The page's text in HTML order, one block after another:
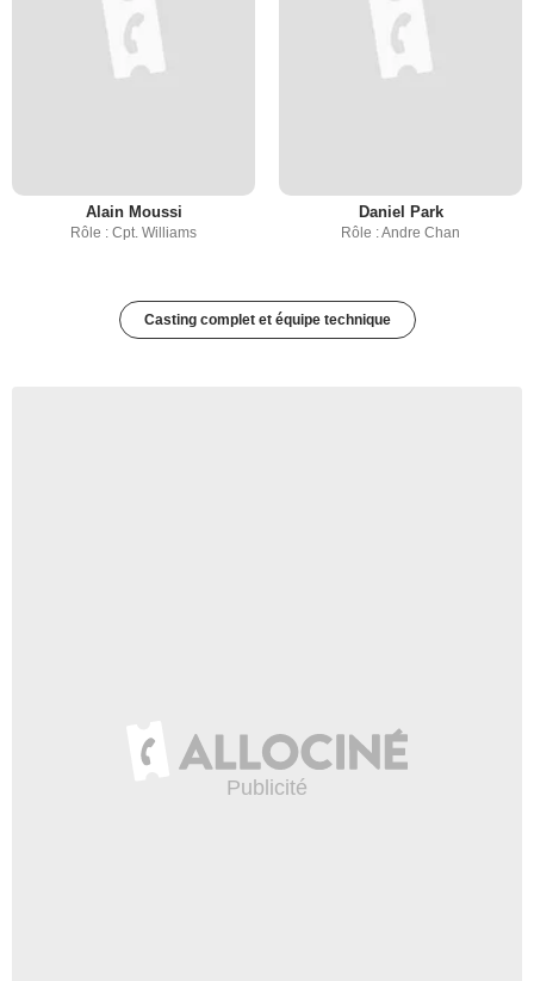
Alain Moussi
Rôle : Cpt. Williams
Daniel Park
Rôle : Andre Chan
Casting complet et équipe technique